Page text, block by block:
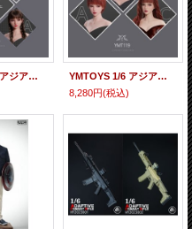
YMTOYS 1/6 アジアン女性ヘッド 雨茉 眼球可動 4種 YMT120 *予約
YMTOYS 1/6 アジアン フィメール 女性 “ 瑤瑤 ” ヘッド 眼球可動 3種 YMT119 *予約
8,280円(税込)